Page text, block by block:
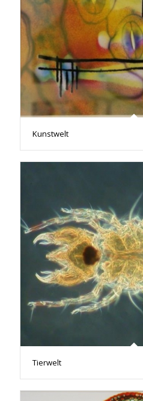
Kunstwelt
Tierwelt